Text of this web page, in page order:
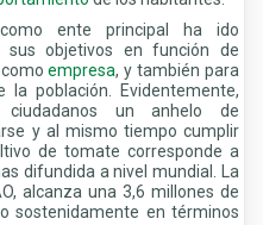
ente principal ha ido
objetivos en función de
comoempresa, y también para
la población. Evidentemente,
un anhelo de
y al mismo tiempo cumplir
de tomate corresponde a
difundida a nivel mundial. La
alcanza una 3,6 millones de
sostenidamente en términos